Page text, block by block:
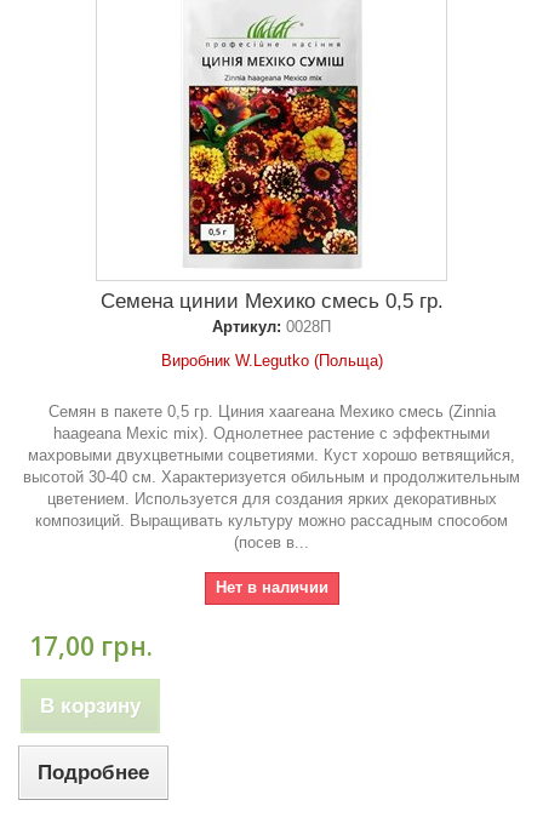
Семена цинии Мехико смесь 0,5 гр.
Артикул: 0028П
Виробник W.Legutko (Польща)
Семян в пакете 0,5 гр. Циния хаагеана Мехико смесь (Zinnia
haageana Mexic mix). Однолетнее растение с эффектными
махровыми двухцветными соцветиями. Куст хорошо ветвящийся,
высотой 30-40 см. Характеризуется обильным и продолжительным
цветением. Используется для создания ярких декоративных
композиций. Выращивать культуру можно рассадным способом
(посев в...
Нет в наличии
17,00 грн.
В корзину
Подробнее